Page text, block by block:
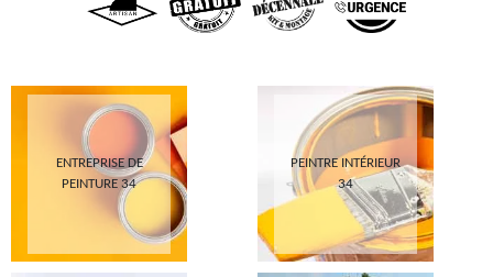
ENTREPRISE DE
PEINTURE 34
PEINTRE INTÉRIEUR
34